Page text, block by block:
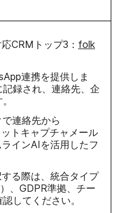
CRMトップ3： folk
連携を提供しま
録され、連絡先、企
連絡先から
トキャプチャメール
インAIを活用したフ
る際は、統合タイプ
、GDPR準拠、チー
してください。